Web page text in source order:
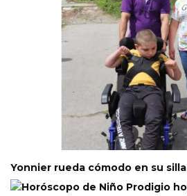
Yonnier rueda cómodo en su silla